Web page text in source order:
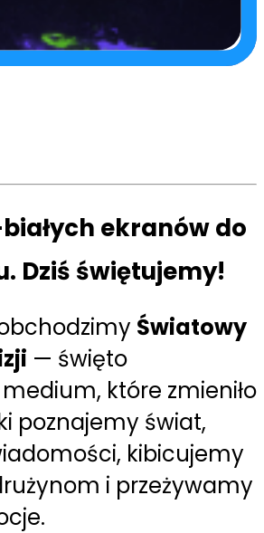
ekranów do
Dziś świętujemy!
Światowy
— święto
które zmieniło
poznajemy świat,
kibicujemy
i przeżywamy